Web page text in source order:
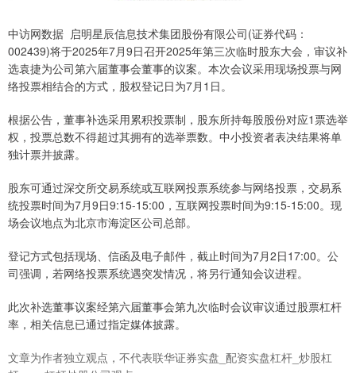
中访网数据 启明星辰信息技术集团股份有限公司(证券代码：
002439)将于2025年7月9日召开2025年第三次临时股东大会，审议补
选袁捷为公司第六届董事会董事的议案。本次会议采用现场投票与网
络投票相结合的方式，股权登记日为7月1日。
根据公告，董事补选采用累积投票制，股东所持每股股份对应1票选举
权，投票总数不得超过其拥有的选举票数。中小投资者表决结果将单
独计票并披露。
股东可通过深交所交易系统或互联网投票系统参与网络投票，交易系
统投票时间为7月9日9:15-15:00，互联网投票时间为9:15-15:00。现
场会议地点为北京市海淀区公司总部。
登记方式包括现场、信函及电子邮件，截止时间为7月2日17:00。公
司强调，若网络投票系统遇突发情况，将另行通知会议进程。
此次补选董事议案经第六届董事会第九次临时会议审议通过股票杠杆
率，相关信息已通过指定媒体披露。
文章为作者独立观点，不代表联华证券实盘_配资实盘杠杆_炒股杠